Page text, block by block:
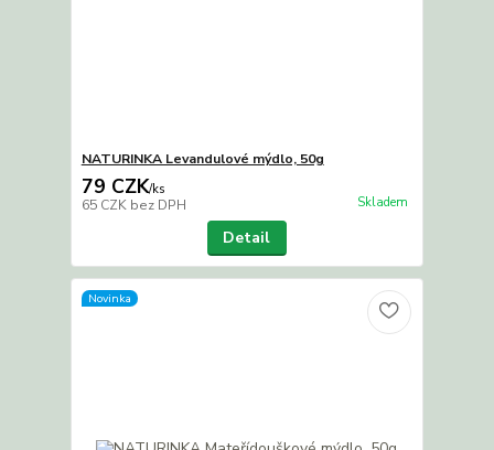
NATURINKA Levandulové mýdlo, 50g
79 CZK/ks
65 CZK bez DPH Skladem
Detail
Novinka